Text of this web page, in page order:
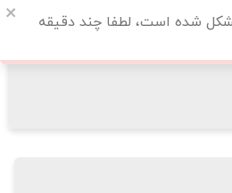
مشکل شده است، لطفا چند دقیقه